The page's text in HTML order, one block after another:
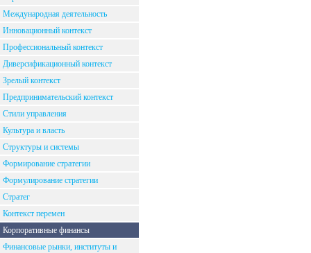
Международная деятельность
Инновационный контекст
Профессиональный контекст
Диверсификационный контекст
Зрелый контекст
Предпринимательский контекст
Стили управления
Культура и власть
Структуры и системы
Формирование стратегии
Формулирование стратегии
Стратег
Контекст перемен
Корпоративные финансы
Финансовые рынки, институты и